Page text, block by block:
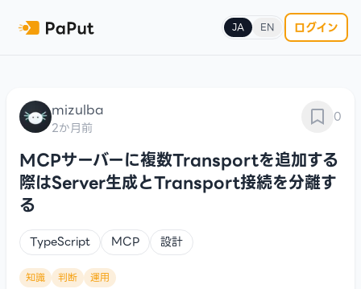
JA EN ログイン
mizulba
2か月前
0
MCPサーバーに複数Transportを追加する
際はServer生成とTransport接続を分離す
る
TypeScript MCP 設計
知識 判断 運用